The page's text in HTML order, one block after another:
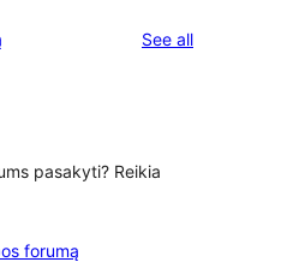
See allreviews
pasakyti? Reikia
forumą